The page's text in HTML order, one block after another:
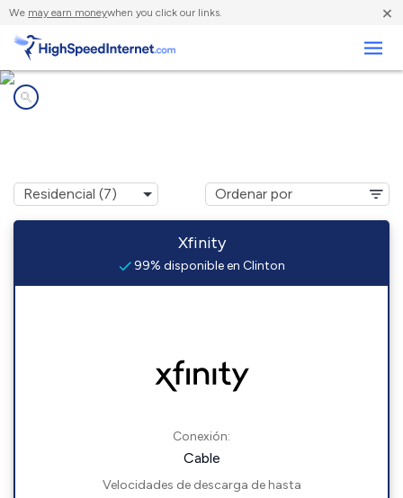
We may earn moneywhen you click our links. ×
Xfinity
99% disponible en Clinton
Conexión:
Cable
Velocidades de descarga de hasta